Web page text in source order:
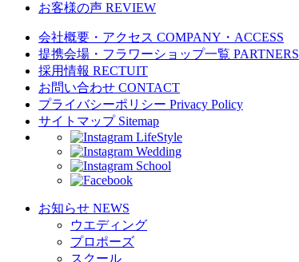
お客様の声 REVIEW
会社概要・アクセス COMPANY・ACCESS
提携会場・フラワーショップ一覧 PARTNERS
採用情報 RECTUIT
お問い合わせ CONTACT
プライバシーポリシー Privacy Policy
サイトマップ Sitemap
LifeStyle
Wedding
School
お知らせ NEWS
ウエディング
プロポーズ
スクール